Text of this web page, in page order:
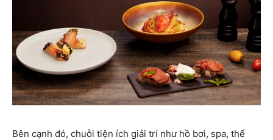
Bên cạnh đó, chuỗi tiện ích giải trí như hồ bơi, spa, thể